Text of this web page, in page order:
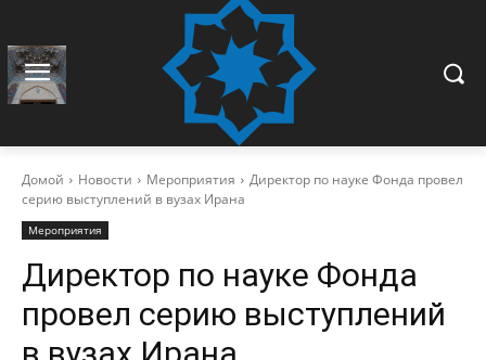
Домой Новости Мероприятия
Директор по науке Фонда провел
серию выступлений в вузах Ирана
Мероприятия
Директор по науке Фонда
провел серию выступлений